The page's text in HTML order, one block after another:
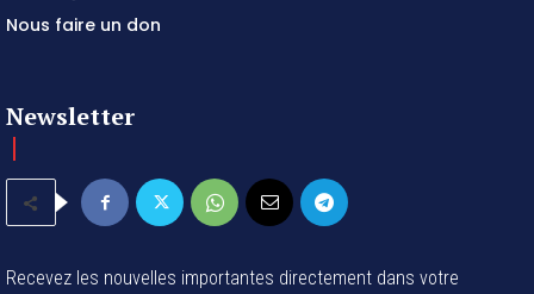
Nous faire un don
Newsletter
Recevez les nouvelles importantes directement dans votre